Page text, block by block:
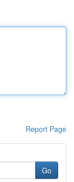
Report Page
Go